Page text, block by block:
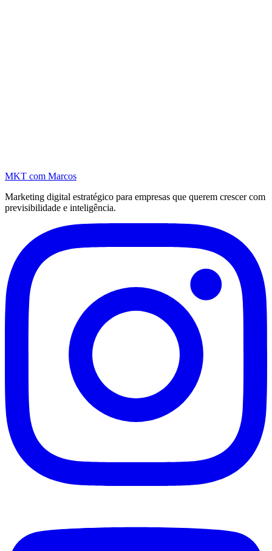
MKT com Marcos
Marketing digital estratégico para empresas que querem crescer com
previsibilidade e inteligência.